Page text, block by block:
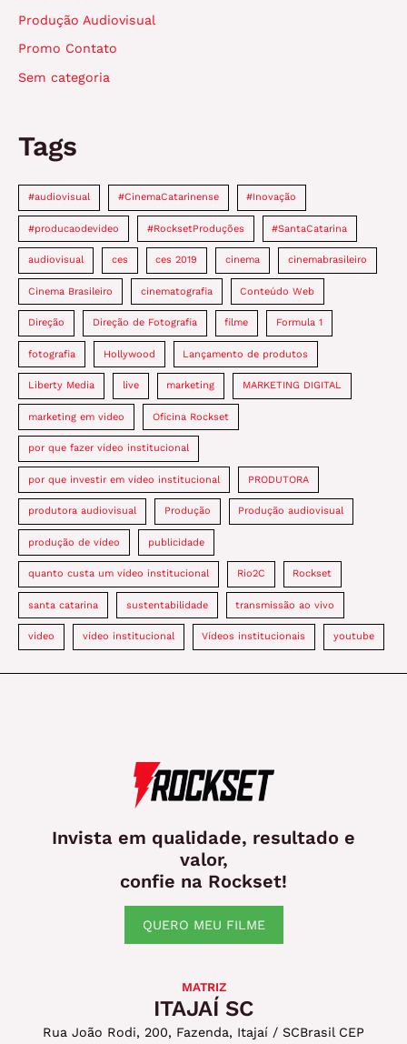
Produção Audiovisual
Promo Contato
Sem categoria
Tags
#audiovisual #CinemaCatarinense #Inovação
#producaodevideo #RocksetProduções #SantaCatarina
audiovisual ces ces 2019 cinema cinemabrasileiro
Cinema Brasileiro cinematografia Conteúdo Web
Direção Direção de Fotografia filme Formula 1
fotografia Hollywood Lançamento de produtos
Liberty Media live marketing MARKETING DIGITAL
marketing em video Oficina Rockset
por que fazer vídeo institucional
por que investir em vídeo institucional PRODUTORA
produtora audiovisual Produção Produção audiovisual
produção de vídeo publicidade
quanto custa um vídeo institucional Rio2C Rockset
santa catarina sustentabilidade transmissão ao vivo
video vídeo institucional Vídeos institucionais youtube
Invista em qualidade, resultado e
valor,
confie na Rockset!
QUERO MEU FILME
MATRIZ
ITAJAÍ SC
Rua João Rodi, 200, Fazenda, Itajaí / SCBrasil CEP